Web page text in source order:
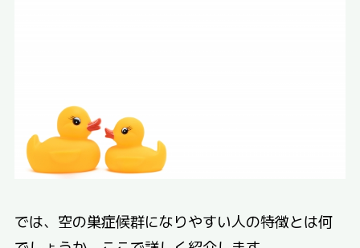
では、空の巣症候群になりやすい人の特徴とは何